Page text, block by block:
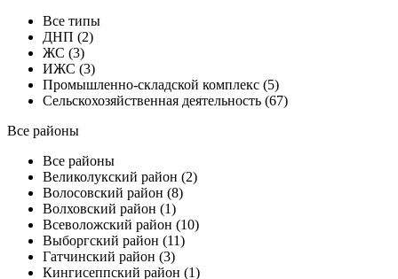
Все типы
ДНП (2)
ЖС (3)
ИЖС (3)
Промышленно-складской комплекс (5)
Сельскохозяйственная деятельность (67)
Все районы
Все районы
Великолукский район (2)
Волосовский район (8)
Волховский район (1)
Всеволожский район (10)
Выборгский район (11)
Гатчинский район (3)
Кингисеппский район (1)